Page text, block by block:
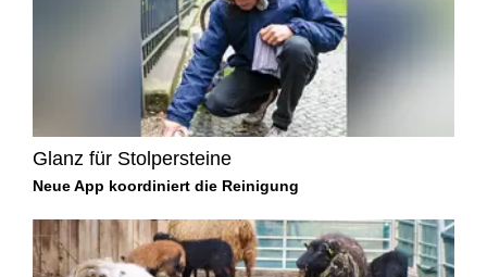
Glanz für Stolpersteine
Neue App koordiniert die Reinigung